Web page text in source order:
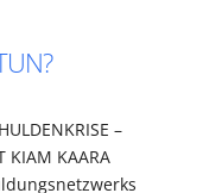
–
KIAM KAARA